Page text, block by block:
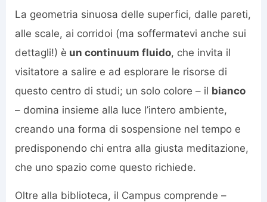
La geometria sinuosa delle superfici, dalle pareti,
alle scale, ai corridoi (ma soffermatevi anche sui
dettagli!) è un continuum fluido, che invita il
visitatore a salire e ad esplorare le risorse di
questo centro di studi; un solo colore – il bianco
– domina insieme alla luce l’intero ambiente,
creando una forma di sospensione nel tempo e
predisponendo chi entra alla giusta meditazione,
che uno spazio come questo richiede.
Oltre alla biblioteca, il Campus comprende –